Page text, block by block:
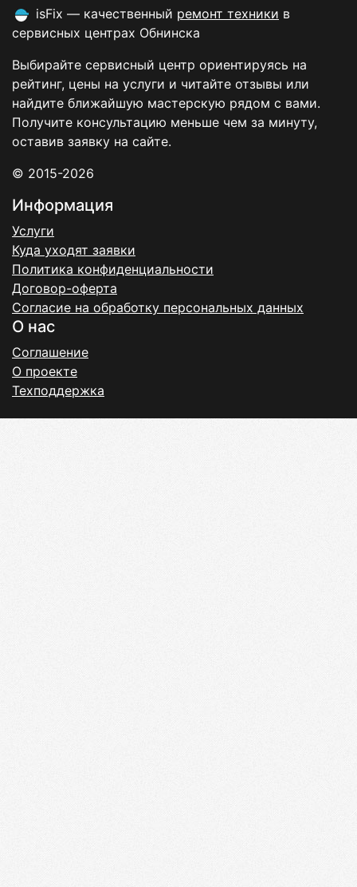
isFix — качественный ремонт техники в
сервисных центрах Обнинска
Выбирайте сервисный центр ориентируясь на
рейтинг, цены на услуги и читайте отзывы или
найдите ближайшую мастерскую рядом с вами.
Получите консультацию меньше чем за минуту,
оставив заявку на сайте.
© 2015-2026
Информация
Услуги
Куда уходят заявки
Политика конфиденциальности
Договор-оферта
Согласие на обработку персональных данных
О нас
Соглашение
О проекте
Техподдержка